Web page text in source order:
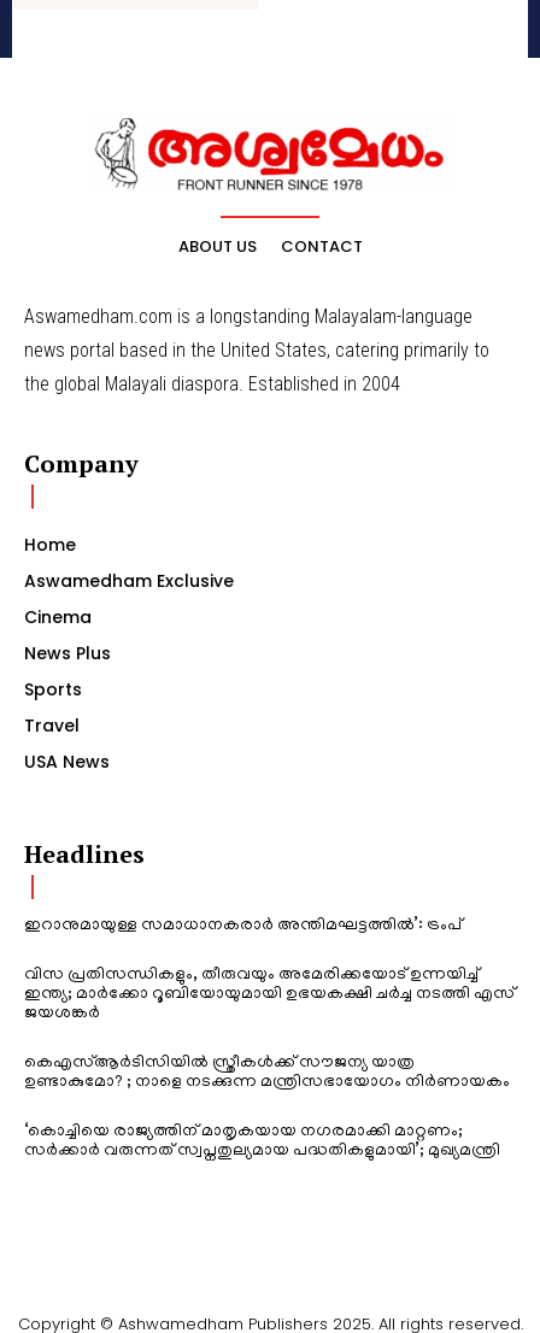
ABOUT US CONTACT
Aswamedham.com is a longstanding Malayalam-language
news portal based in the United States, catering primarily to
the global Malayali diaspora. Established in 2004
Company
Home
Aswamedham Exclusive
Cinema
News Plus
Sports
Travel
USA News
Headlines
ഇറാനുമായുള്ള സമാധാനകരാർ അന്തിമഘട്ടത്തിൽ‌’: ട്രംപ്
വിസ പ്രതിസന്ധികളും, തീരുവയും അമേരിക്കയോട് ഉന്നയിച്ച്
ഇന്ത്യ; മാർക്കോ റൂബിയോയുമായി ഉഭയകക്ഷി ചർച്ച നടത്തി എസ്
ജയശങ്കർ
കെഎസ്ആർടിസിയിൽ സ്ത്രീകൾക്ക് സൗജന്യ യാത്ര
ഉണ്ടാകുമോ? ; നാളെ നടക്കുന്ന മന്ത്രിസഭായോഗം നിർണായകം
‘കൊച്ചിയെ രാജ്യത്തിന് മാതൃകയായ നഗരമാക്കി മാറ്റണം;
സർക്കാർ വരുന്നത് സ്വപ്നതുല്യമായ പദ്ധതികളുമായി’; മുഖ്യമന്ത്രി
Copyright © Ashwamedham Publishers 2025. All rights reserved.